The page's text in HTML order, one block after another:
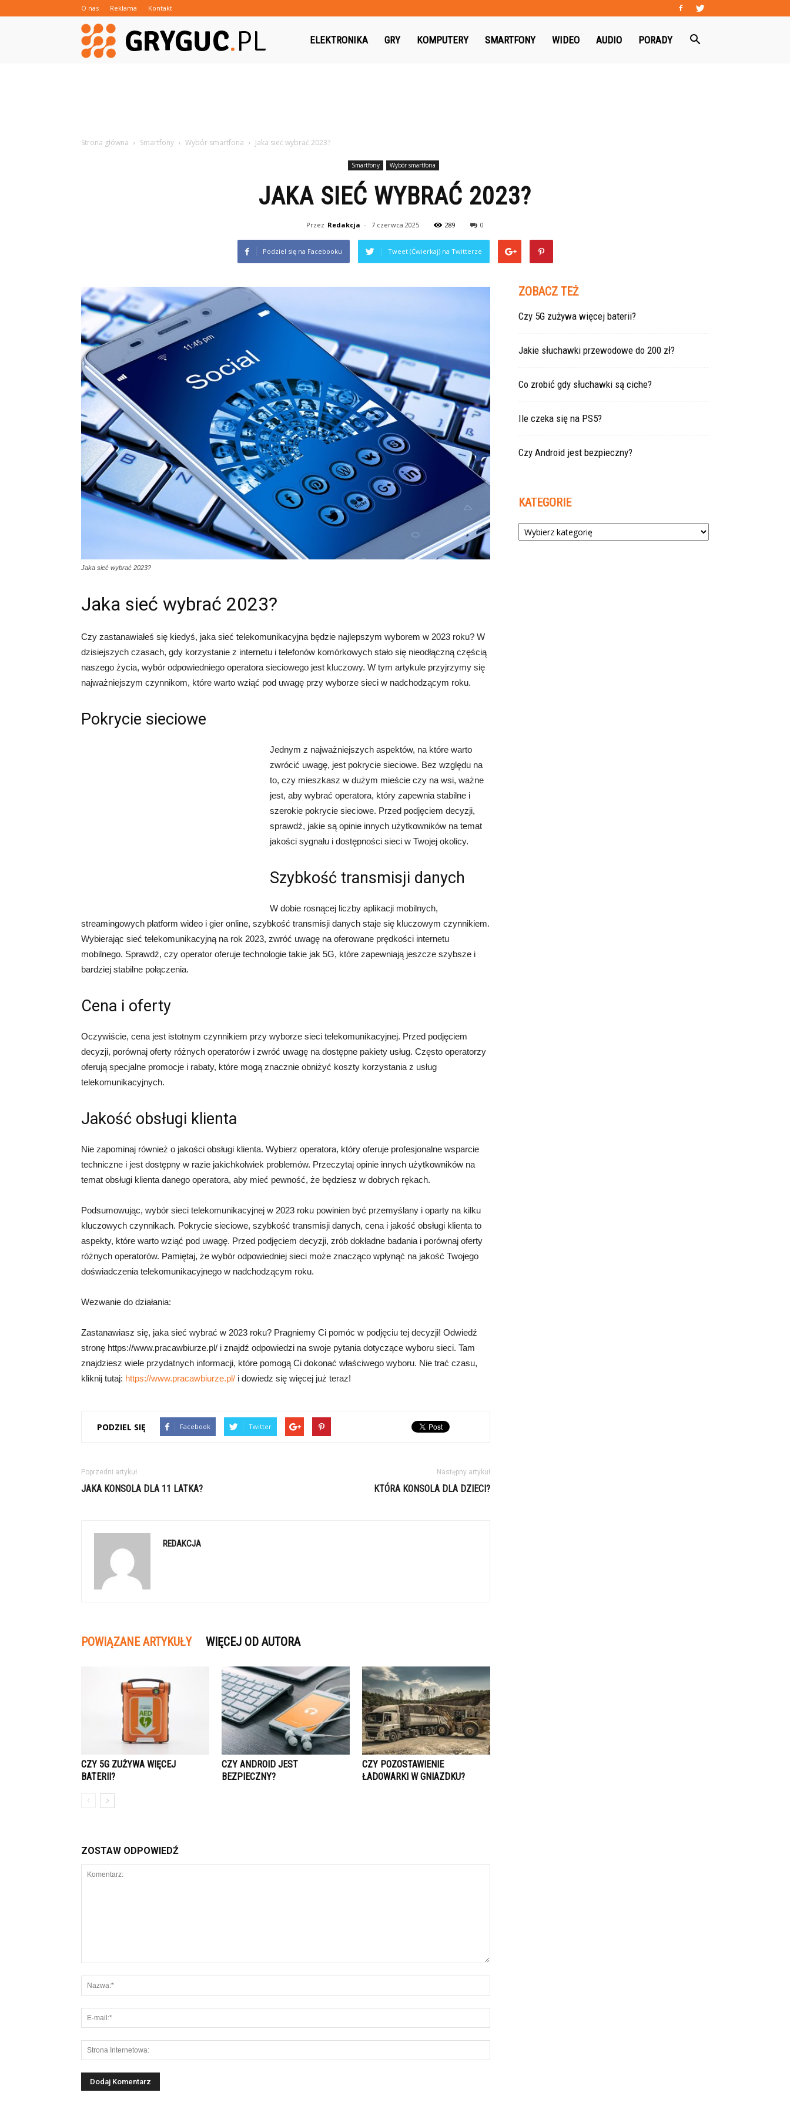
O nas Reklama Kontakt
ELEKTRONIKA GRY KOMPUTERY SMARTFONY WIDEO AUDIO PORADY
Strona główna Smartfony Wybór smartfona Jaka sieć wybrać 2023?
Smartfony Wybór smartfona
JAKA SIEĆ WYBRAĆ 2023?
Przez Redakcja - 7 czerwca 2025 289 0
Podziel się na Facebooku Tweet (Ćwierkaj) na Twitterze
Jaka sieć wybrać 2023?
Jaka sieć wybrać 2023?
Czy zastanawiałeś się kiedyś, jaka sieć telekomunikacyjna będzie najlepszym wyborem w 2023 roku? W
dzisiejszych czasach, gdy korzystanie z internetu i telefonów komórkowych stało się nieodłączną częścią
naszego życia, wybór odpowiedniego operatora sieciowego jest kluczowy. W tym artykule przyjrzymy się
najważniejszym czynnikom, które warto wziąć pod uwagę przy wyborze sieci w nadchodzącym roku.
Pokrycie sieciowe
Jednym z najważniejszych aspektów, na które warto
zwrócić uwagę, jest pokrycie sieciowe. Bez względu na
to, czy mieszkasz w dużym mieście czy na wsi, ważne
jest, aby wybrać operatora, który zapewnia stabilne i
szerokie pokrycie sieciowe. Przed podjęciem decyzji,
sprawdź, jakie są opinie innych użytkowników na temat
jakości sygnału i dostępności sieci w Twojej okolicy.
Szybkość transmisji danych
W dobie rosnącej liczby aplikacji mobilnych,
streamingowych platform wideo i gier online, szybkość transmisji danych staje się kluczowym czynnikiem.
Wybierając sieć telekomunikacyjną na rok 2023, zwróć uwagę na oferowane prędkości internetu
mobilnego. Sprawdź, czy operator oferuje technologie takie jak 5G, które zapewniają jeszcze szybsze i
bardziej stabilne połączenia.
Cena i oferty
Oczywiście, cena jest istotnym czynnikiem przy wyborze sieci telekomunikacyjnej. Przed podjęciem
decyzji, porównaj oferty różnych operatorów i zwróć uwagę na dostępne pakiety usług. Często operatorzy
oferują specjalne promocje i rabaty, które mogą znacznie obniżyć koszty korzystania z usług
telekomunikacyjnych.
Jakość obsługi klienta
Nie zapominaj również o jakości obsługi klienta. Wybierz operatora, który oferuje profesjonalne wsparcie
techniczne i jest dostępny w razie jakichkolwiek problemów. Przeczytaj opinie innych użytkowników na
temat obsługi klienta danego operatora, aby mieć pewność, że będziesz w dobrych rękach.
Podsumowując, wybór sieci telekomunikacyjnej w 2023 roku powinien być przemyślany i oparty na kilku
kluczowych czynnikach. Pokrycie sieciowe, szybkość transmisji danych, cena i jakość obsługi klienta to
aspekty, które warto wziąć pod uwagę. Przed podjęciem decyzji, zrób dokładne badania i porównaj oferty
różnych operatorów. Pamiętaj, że wybór odpowiedniej sieci może znacząco wpłynąć na jakość Twojego
doświadczenia telekomunikacyjnego w nadchodzącym roku.
Wezwanie do działania:
Zastanawiasz się, jaka sieć wybrać w 2023 roku? Pragniemy Ci pomóc w podjęciu tej decyzji! Odwiedź
stronę https://www.pracawbiurze.pl/ i znajdź odpowiedzi na swoje pytania dotyczące wyboru sieci. Tam
znajdziesz wiele przydatnych informacji, które pomogą Ci dokonać właściwego wyboru. Nie trać czasu,
kliknij tutaj: https://www.pracawbiurze.pl/ i dowiedz się więcej już teraz!
PODZIEL SIĘ Facebook Twitter
Poprzedni artykuł
JAKA KONSOLA DLA 11 LATKA?
Następny artykuł
KTÓRA KONSOLA DLA DZIECI?
REDAKCJA
POWIĄZANE ARTYKUŁY WIĘCEJ OD AUTORA
CZY 5G ZUŻYWA WIĘCEJ
BATERII?
CZY ANDROID JEST
BEZPIECZNY?
CZY POZOSTAWIENIE
ŁADOWARKI W GNIAZDKU?
ZOSTAW ODPOWIEDŹ
ZOBACZ TEŻ
Czy 5G zużywa więcej baterii?
Jakie słuchawki przewodowe do 200 zł?
Co zrobić gdy słuchawki są ciche?
Ile czeka się na PS5?
Czy Android jest bezpieczny?
KATEGORIE
Kategorie